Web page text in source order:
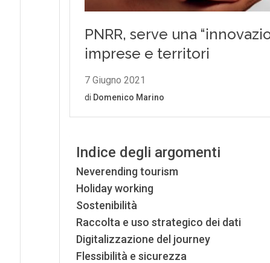
Indice degli argomenti
Neverending tourism
Holiday working
Sostenibilità
Raccolta e uso strategico dei dati
Digitalizzazione del journey
Flessibilità e sicurezza